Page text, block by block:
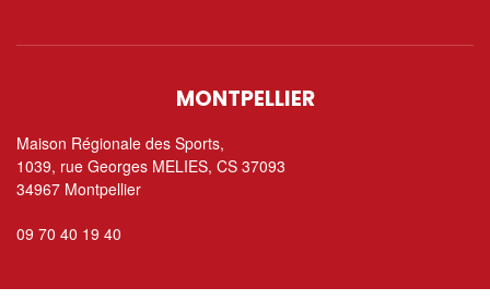
MONTPELLIER
Maison Régionale des Sports,
1039, rue Georges MELIES, CS 37093
34967 Montpellier
09 70 40 19 40